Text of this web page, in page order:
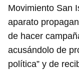
Movimiento San
aparato
de hacer
acusándolo de
política” y de